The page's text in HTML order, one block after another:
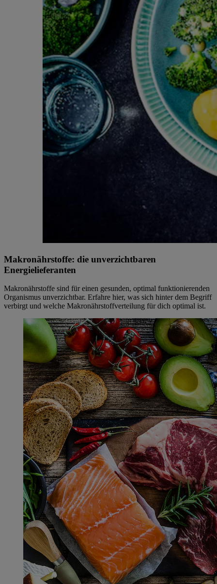
Makronährstoffe: die unverzichtbaren
Energielieferanten
Makronährstoffe sind für einen gesunden, optimal funktionierenden
Organismus unverzichtbar. Erfahre hier, was sich hinter dem Begriff
verbirgt und welche Makronährstoffverteilung für dich optimal ist.